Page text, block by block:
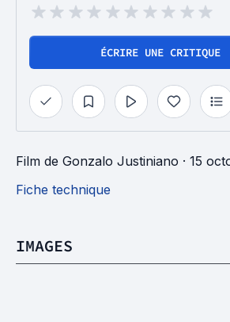
ÉCRIRE UNE CRITIQUE
Film de Gonzalo Justiniano · 15
Fiche technique
IMAGES